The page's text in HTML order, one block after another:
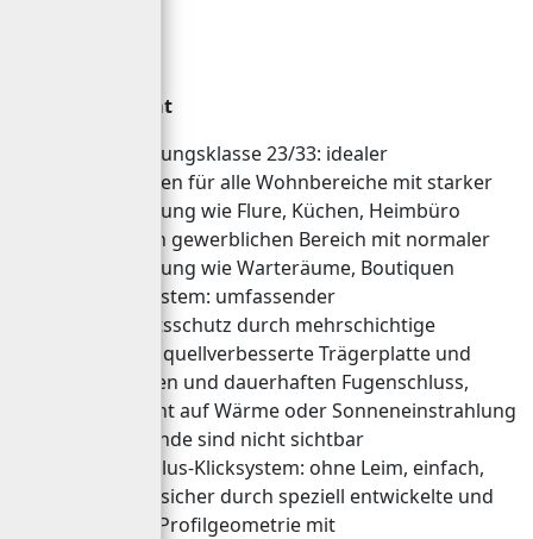
Meister-Qualität
Beanspruchungsklasse 23/33: idealer
Laminatboden für alle Wohnbereiche mit starker
Beanspruchung wie Flure, Küchen, Heimbüro
oder für den gewerblichen Bereich mit normaler
Beanspruchung wie Warteräume, Boutiquen
-System: umfassender
Feuchtigkeitsschutz durch mehrschichtige
Oberfläche, quellverbesserte Trägerplatte und
durch dichten und dauerhaften Fugenschluss,
reagiert nicht auf Wärme oder Sonneneinstrahlung
Altuntergründe sind nicht sichtbar
Masterclic Plus-Klicksystem: ohne Leim, einfach,
schnell und sicher durch speziell entwickelte und
patentierte Profilgeometrie mit